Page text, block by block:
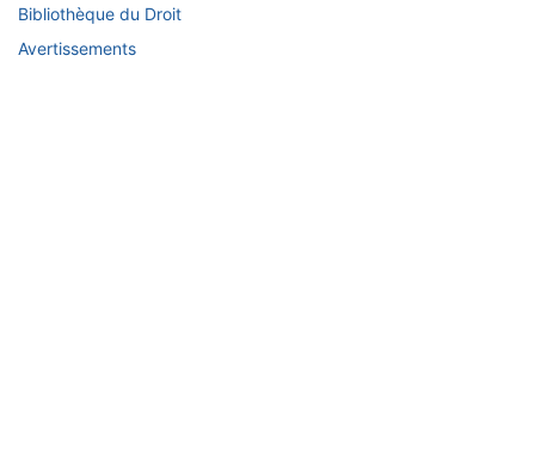
Bibliothèque du Droit
Avertissements